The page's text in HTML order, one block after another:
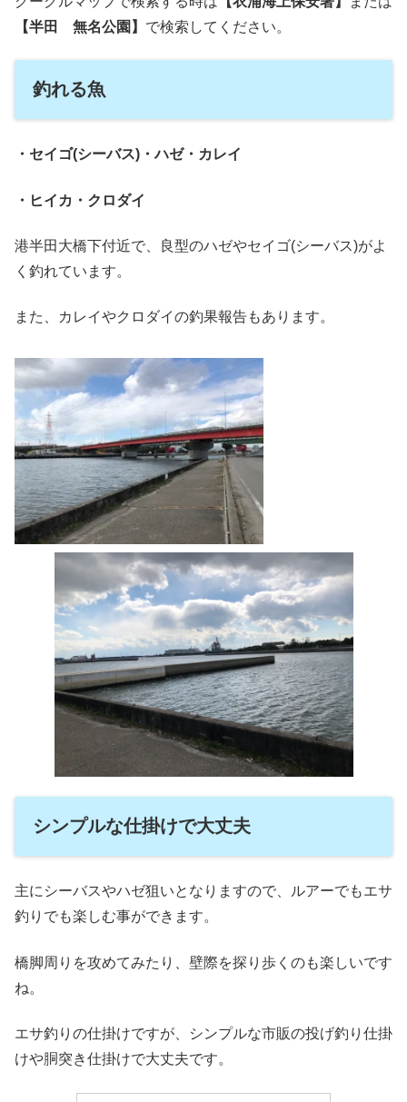
【半田 無名公園】 で検索してください。
釣れる魚
・セイゴ(シーバス)・ハゼ・カレイ
・ヒイカ・クロダイ
港半田大橋下付近で、良型のハゼやセイゴ(シーバス)がよ
く釣れています。
また、カレイやクロダイの釣果報告もあります。
シンプルな仕掛けで大丈夫
主にシーバスやハゼ狙いとなりますので、ルアーでもエサ
釣りでも楽しむ事ができます。
橋脚周りを攻めてみたり、壁際を探り歩くのも楽しいです
ね。
エサ釣りの仕掛けですが、シンプルな市販の投げ釣り仕掛
けや胴突き仕掛けで大丈夫です。